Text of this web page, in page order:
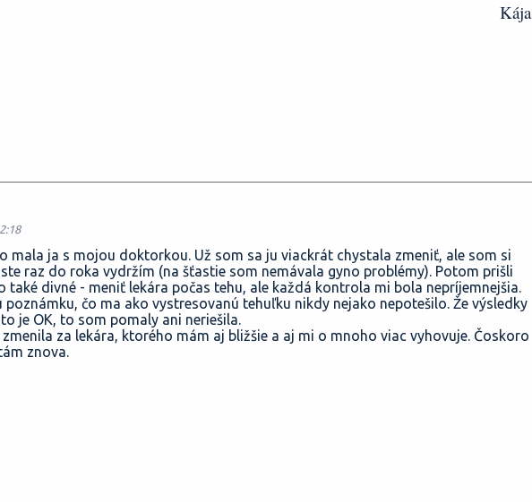
Kája
mala ja s mojou doktorkou. Už som sa ju viackrát chystala zmeniť, ale som si
raz do roka vydržím (na šťastie som nemávala gyno problémy). Potom prišli
také divné - meniť lekára počas tehu, ale každá kontrola mi bola nepríjemnejšia.
poznámku, čo ma ako vystresovanú tehuľku nikdy nejako nepotešilo. Že výsledky
je OK, to som pomaly ani neriešila.
za lekára, ktorého mám aj bližšie a aj mi o mnoho viac vyhovuje. Čoskoro
znova.